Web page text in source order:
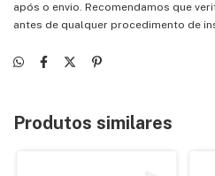
após o envio. Recomendamos que
antes de qualquer procedimento de
Produtos similares